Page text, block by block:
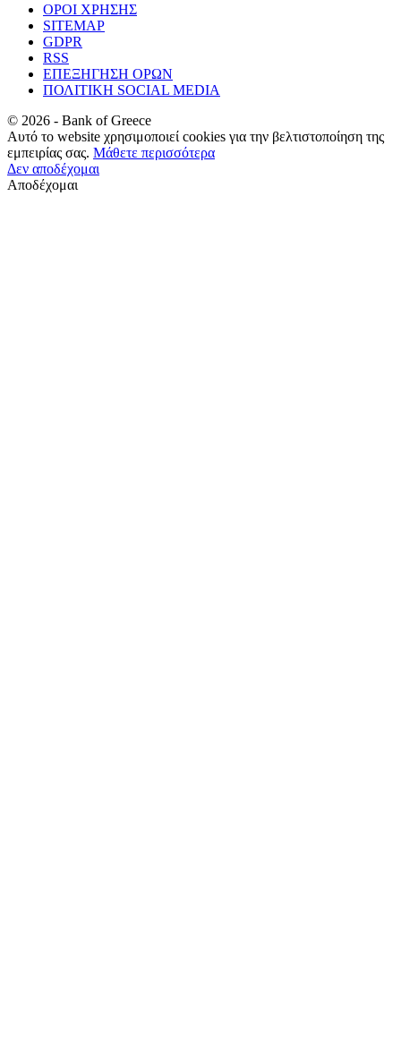
ΟΡΟΙ ΧΡΗΣΗΣ
SITEMAP
GDPR
RSS
ΕΠΕΞΗΓΗΣΗ ΟΡΩΝ
ΠΟΛΙΤΙΚΗ SOCIAL MEDIA
© 2026 - Bank of Greece
Αυτό το website χρησιμοποιεί cookies για την βελτιστοποίηση της
εμπειρίας σας. Μάθετε περισσότερα
Δεν αποδέχομαι
Αποδέχομαι